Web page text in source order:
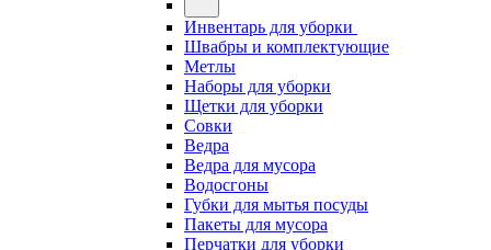
Инвентарь для уборки
Швабры и комплектующие
Метлы
Наборы для уборки
Щетки для уборки
Совки
Ведра
Ведра для мусора
Водосгоны
Губки для мытья посуды
Пакеты для мусора
Перчатки для уборки